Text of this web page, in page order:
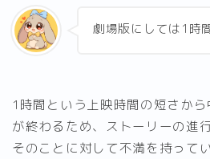
劇場版にしては1時
1時間という上映時間の短さか
が終わるため、ストーリーの進
そのことに対して不満を持って